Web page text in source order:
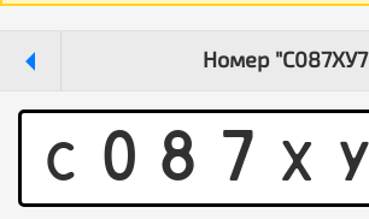
Номер
C 0 8 7 X Y